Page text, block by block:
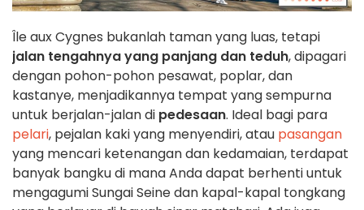
Île aux Cygnes bukanlah taman yang luas, tetapi
jalan tengahnya yang panjang dan teduh, dipagari
dengan pohon-pohon pesawat, poplar, dan
kastanye, menjadikannya tempat yang sempurna
untuk berjalan-jalan di pedesaan. Ideal bagi para
pelari, pejalan kaki yang menyendiri, atau pasangan
yang mencari ketenangan dan kedamaian, terdapat
banyak bangku di mana Anda dapat berhenti untuk
mengagumi Sungai Seine dan kapal-kapal tongkang